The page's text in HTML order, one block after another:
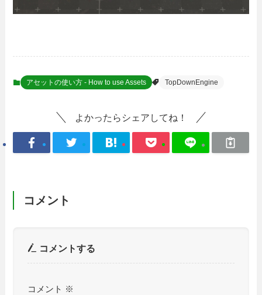
アセットの使い方 - How to use Assets TopDownEngine
よかったらシェアしてね！
コメント
コメントする
コメント ※